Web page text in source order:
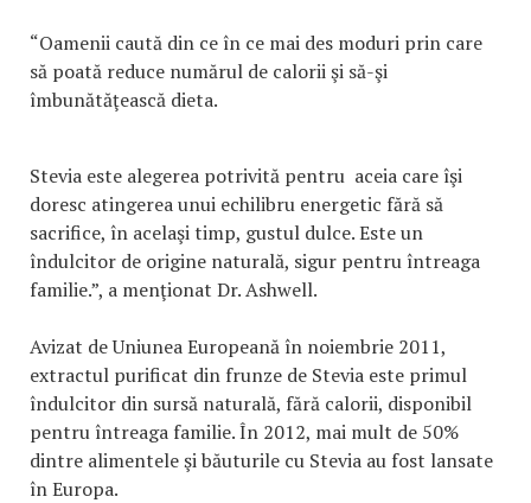
“Oamenii caută din ce în ce mai des moduri prin care
să poată reduce numărul de calorii şi să-şi
îmbunătăţească dieta.
Stevia este alegerea potrivită pentru aceia care îşi
doresc atingerea unui echilibru energetic fără să
sacrifice, în acelaşi timp, gustul dulce. Este un
îndulcitor de origine naturală, sigur pentru întreaga
familie.”, a menţionat Dr. Ashwell.
Avizat de Uniunea Europeană în noiembrie 2011,
extractul purificat din frunze de Stevia este primul
îndulcitor din sursă naturală, fără calorii, disponibil
pentru întreaga familie. În 2012, mai mult de 50%
dintre alimentele şi băuturile cu Stevia au fost lansate
în Europa.